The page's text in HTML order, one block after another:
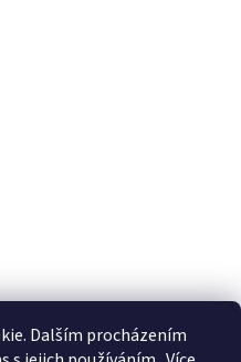
Dalším procházením